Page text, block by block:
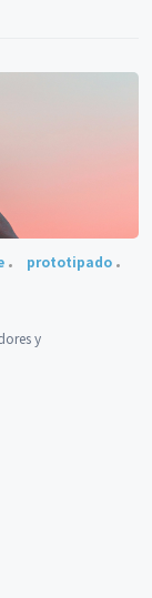
prototipado
y